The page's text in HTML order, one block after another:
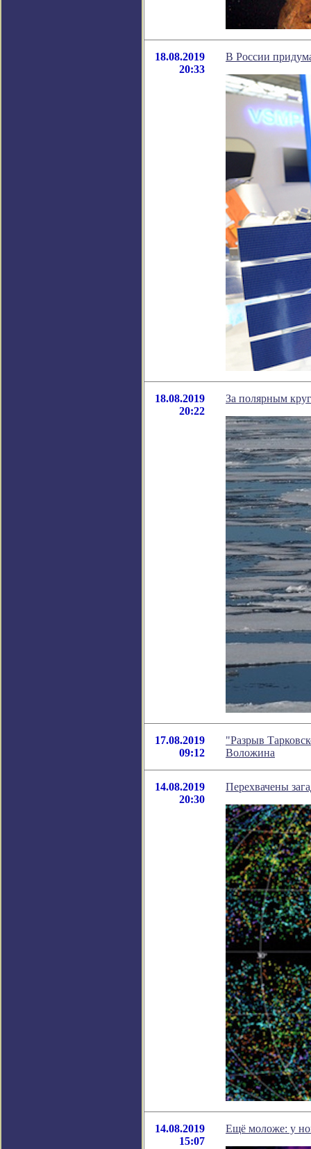
18.08.2019
20:33
В России
18.08.2019
20:22
За полярным
17.08.2019
09:12
"Разрыв
Воложина
14.08.2019
20:30
Перехвачены
14.08.2019
15:07
Ещё моложе: у